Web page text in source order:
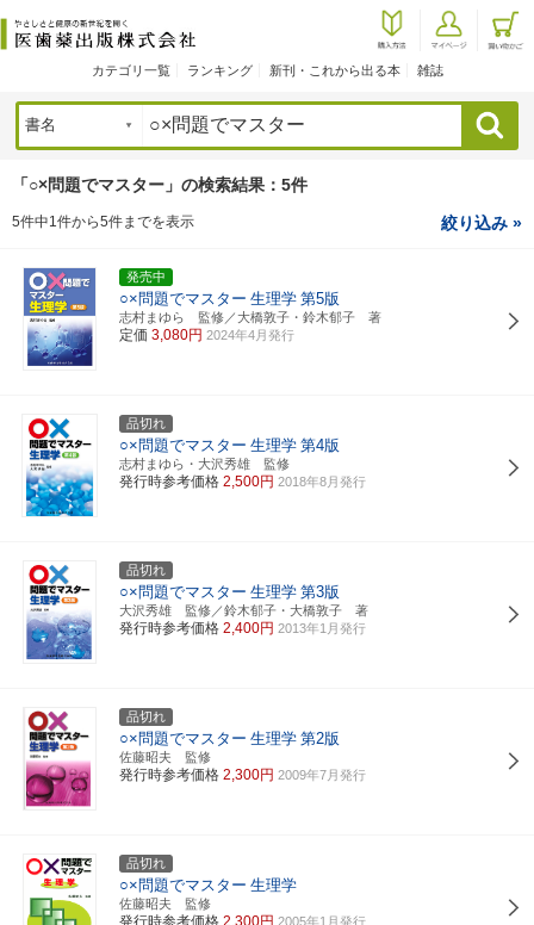
カテゴリ一覧 ランキング 新刊・これから出る本 雑誌
検索
「○×問題でマスター」の検索結果：5件
5件中1件から5件までを表示 絞り込み »
発売中
○×問題でマスター 生理学 第5版
志村まゆら 監修／大橋敦子・鈴木郁子 著
定価 3,080円 2024年4月発行
品切れ
○×問題でマスター 生理学 第4版
志村まゆら・大沢秀雄 監修
発行時参考価格 2,500円 2018年8月発行
品切れ
○×問題でマスター 生理学 第3版
大沢秀雄 監修／鈴木郁子・大橋敦子 著
発行時参考価格 2,400円 2013年1月発行
品切れ
○×問題でマスター 生理学 第2版
佐藤昭夫 監修
発行時参考価格 2,300円 2009年7月発行
品切れ
○×問題でマスター 生理学
佐藤昭夫 監修
発行時参考価格 2,300円 2005年1月発行